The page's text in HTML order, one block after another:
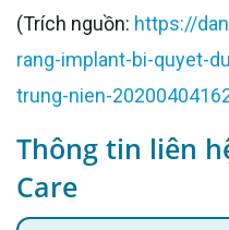
(Trích nguồn: https://
rang-implant-bi-quyet-
trung-nien-
Thông tin liên
Care